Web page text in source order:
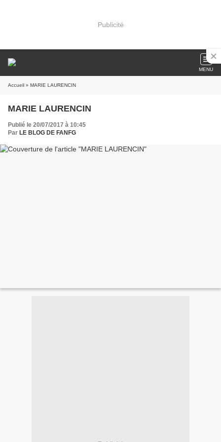
Publicité
MENU
Accueil » MARIE LAURENCIN
MARIE LAURENCIN
Publié le 20/07/2017 à 10:45
Par LE BLOG DE FANFG